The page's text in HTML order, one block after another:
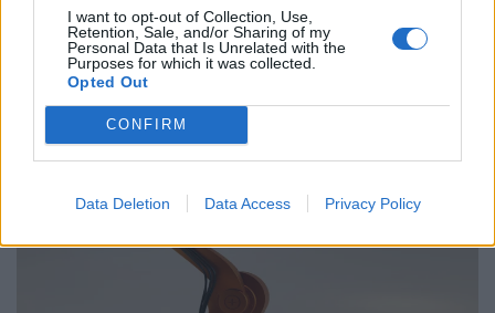
I want to opt-out of Collection, Use,
Retention, Sale, and/or Sharing of my
Personal Data that Is Unrelated with the
Purposes for which it was collected.
Opted Out
CONFIRM
Data Deletion Data Access Privacy Policy
Δημόσιοι υπάλληλοι, γιατροί, εκπαιδευτικοί, δικαστικοί
υπάλληλοι, ταξιτζήδες και ναυτεργάτες συμμετέχουν στη
σημερινή πανελλαδική κινητοποίηση, που μπλοκάρει
μεταφορές και υπηρεσίες. Στο επίκεντρο των